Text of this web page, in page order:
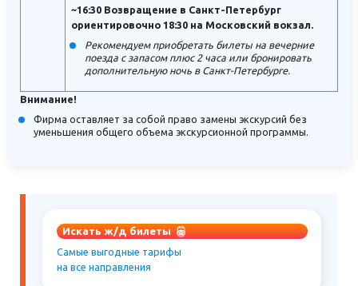
~16:30 Возвращение в Санкт-Петербург
ориентировочно 18:30 на Московский вокзал.
Рекомендуем приобретать билеты на вечерние
поезда с запасом плюс 2 часа или бронировать
дополнительную ночь в Санкт-Петербурге.
Внимание!
Фирма оставляет за собой право замены экскурсий без
уменьшения общего объема экскурсионной программы.
Искать ж/д билеты
Самые выгодные тарифы
на все направления